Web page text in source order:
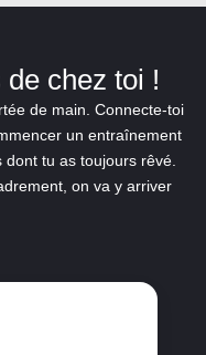
chez toi !
de main. Connecte-toi
un entraînement
tu as toujours rêvé.
on va y arriver